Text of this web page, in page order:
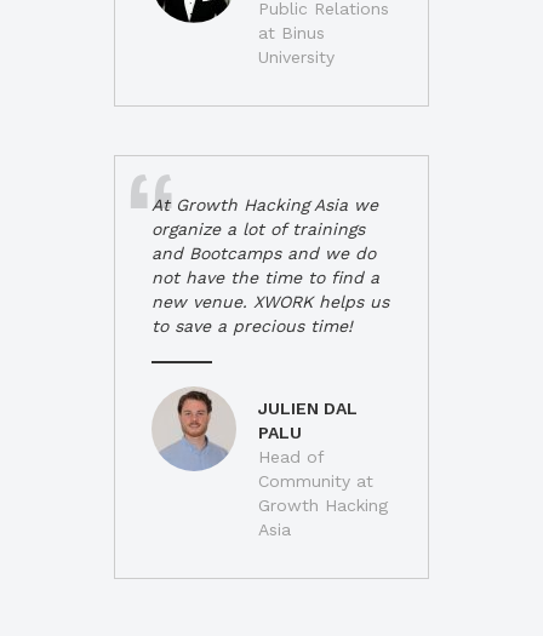
Public Relations
at Binus
University
At Growth Hacking Asia we
organize a lot of trainings
and Bootcamps and we do
not have the time to find a
new venue. XWORK helps us
to save a precious time!
JULIEN DAL
PALU
Head of
Community at
Growth Hacking
Asia